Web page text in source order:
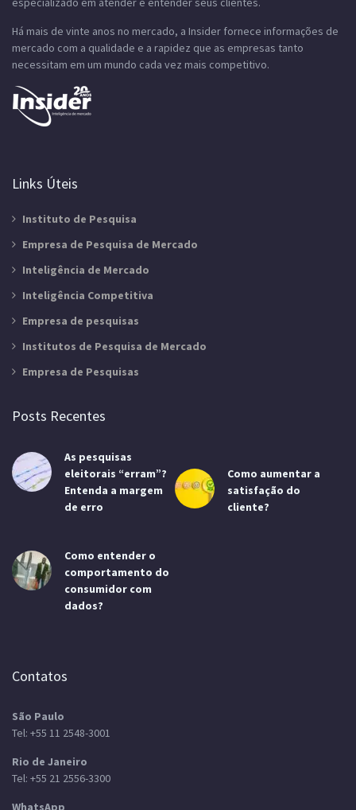
Há mais de vinte anos no mercado, a Insider fornece informações de
mercado com a qualidade e a rapidez que as empresas tanto
necessitam em um mundo cada vez mais competitivo.
Links Úteis
Instituto de Pesquisa
Empresa de Pesquisa de Mercado
Inteligência de Mercado
Inteligência Competitiva
Empresa de pesquisas
Institutos de Pesquisa de Mercado
Empresa de Pesquisas
Posts Recentes
As pesquisas
eleitorais “erram”?
Entenda a margem
de erro
Como aumentar a
satisfação do
cliente?
Como entender o
comportamento do
consumidor com
dados?
Contatos
São Paulo
Tel: +55 11 2548-3001
Rio de Janeiro
Tel: +55 21 2556-3300
WhatsApp